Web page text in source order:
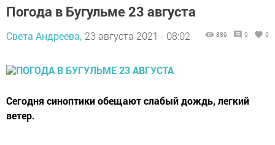
Погода в Бугульме 23 августа
Света Андреева, 23 августа 2021 - 08:02 889 0 0
Сегодня синоптики обещают cлабый дождь, легкий
ветер.